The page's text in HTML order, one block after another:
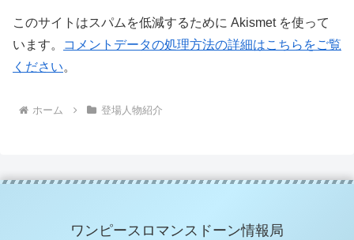
このサイトはスパムを低減するために Akismet を使って
います。
コメントデータの処理方法の詳細はこちらをご覧
ください。
ホーム 登場人物紹介
ワンピースロマンスドーン情報局